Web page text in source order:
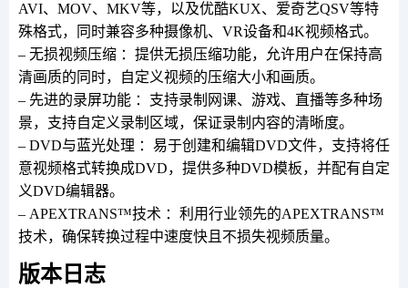
AVI、MOV、MKV等，以及优酷KUX、爱奇艺QSV等特
殊格式，同时兼容多种摄像机、VR设备和4K视频格式。
– 无损视频压缩 ：提供无损压缩功能，允许用户在保持高
清画质的同时，自定义视频的压缩大小和画质。
– 先进的录屏功能 ：支持录制网课、游戏、直播等多种场
景，支持自定义录制区域，保证录制内容的清晰度。
– DVD与蓝光处理 ：易于创建和编辑DVD文件，支持将任
意视频格式转换成DVD，提供多种DVD模板，并配有自定
义DVD编辑器。
– APEXTRANS™技术 ：利用行业领先的APEXTRANS™
技术，确保转换过程中速度快且不损失视频质量。
版本日志